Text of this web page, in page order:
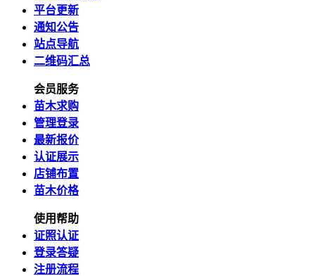
平台更新
通知公告
站点导航
二维码汇总
会员服务
苗木求购
管理登录
最新报价
认证展示
店铺布置
苗木价格
使用帮助
证照认证
登录答疑
注册流程